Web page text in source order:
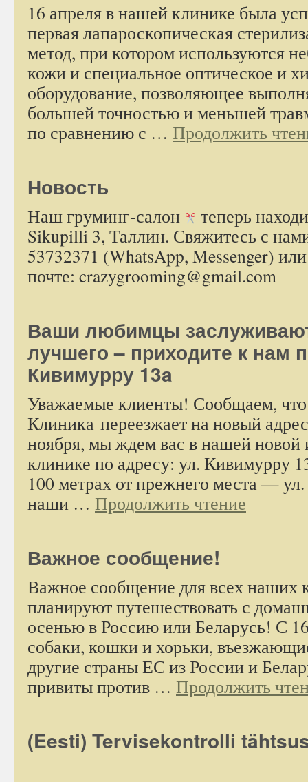
16 апреля в нашей клинике была
первая лапароскопическая
метод, при котором используются
кожи и специальное оптическое и
оборудование, позволяющее
большей точностью и меньшей
по сравнению с … Продолжить
Новость
Наш груминг-салон
теперь
Sikupilli 3, Таллин. Свяжитесь с
53732371 (WhatsApp, Messenger)
почте: crazygrooming@gmail.com
Ваши любимцы
лучшего – приходите к нам
Кивимурру 13a
Уважаемые клиенты! Сообщаем,
Клиника переезжает на новый
ноября, мы ждем вас в нашей новой
клинике по адресу: ул. Кивимурру
100 метрах от прежнего места —
наши … Продолжить чтение
Важное сообщение!
Важное сообщение для всех наших
планируют путешествовать с
осенью в Россию или Беларусь! С
собаки, кошки и хорьки,
другие страны ЕС из России и
привиты против … Продолжить
(Eesti) Tervisekontrolli